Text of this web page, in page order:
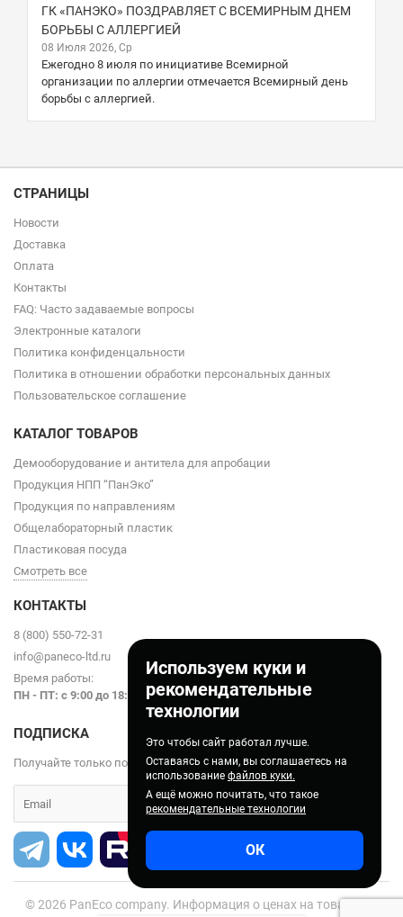
Используем куки и
рекомендательные
технологии
Это чтобы сайт работал лучше.
Оставаясь с нами, вы соглашаетесь на
использование файлов куки.
А ещё можно почитать, что такое
рекомендательные технологии
ОК
ГК «ПАНЭКО» ПОЗДРАВЛЯЕТ С ВСЕМИРНЫМ ДНЕМ
БОРЬБЫ С АЛЛЕРГИЕЙ
08 Июля 2026, Ср
Ежегодно 8 июля по инициативе Всемирной
организации по аллергии отмечается Всемирный день
борьбы с аллергией.
СТРАНИЦЫ
Новости
Доставка
Оплата
Контакты
FAQ: Часто задаваемые вопросы
Электронные каталоги
Политика конфиденцальности
Политика в отношении обработки персональных данных
Пользовательское соглашение
КАТАЛОГ ТОВАРОВ
Демооборудование и антитела для апробации
Продукция НПП “ПанЭко”
Продукция по направлениям
Общелабораторный пластик
Пластиковая посуда
Смотреть все
КОНТАКТЫ
8 (800) 550-72-31
info@paneco-ltd.ru
Время работы:
ПН - ПТ: с 9:00 до 18:00
ПОДПИСКА
Получайте только полезные статьи!
© 2026 PanEco company. Информация о ценах на товары на